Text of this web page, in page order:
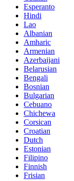
Esperanto
Hindi
Lao
Albanian
Amharic
Armenian
Azerbaijani
Belarusian
Bengali
Bosnian
Bulgarian
Cebuano
Chichewa
Corsican
Croatian
Dutch
Estonian
Filipino
Finnish
Frisian